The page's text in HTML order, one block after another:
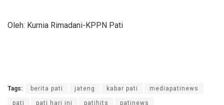
Oleh: Kurnia Rimadani-KPPN Pati
Tags: berita pati jateng kabar pati mediapatinews
pati pati hari ini patihits patinews